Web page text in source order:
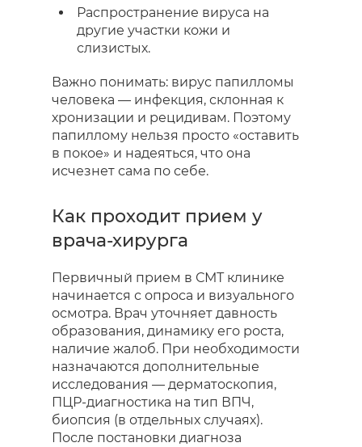
Распространение вируса на
другие участки кожи и
слизистых.
Важно понимать: вирус папилломы
человека — инфекция, склонная к
хронизации и рецидивам. Поэтому
папиллому нельзя просто «оставить
в покое» и надеяться, что она
исчезнет сама по себе.
Как проходит прием у
врача-хирурга
Первичный прием в СМТ клинике
начинается с опроса и визуального
осмотра. Врач уточняет давность
образования, динамику его роста,
наличие жалоб. При необходимости
назначаются дополнительные
исследования — дерматоскопия,
ПЦР-диагностика на тип ВПЧ,
биопсия (в отдельных случаях).
После постановки диагноза